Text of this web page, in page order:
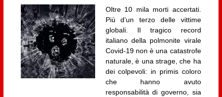
Oltre 10 mila morti accertati.
Più d’un terzo delle vittime
globali. Il tragico record
italiano della polmonite virale
Covid-19 non è una catastrofe
naturale, è una strage, che ha
dei colpevoli: in primis coloro
che hanno avuto
responsabilità di governo, sia